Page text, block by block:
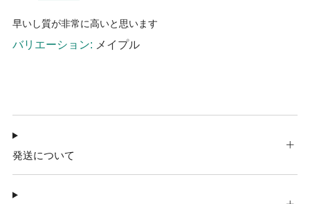
早いし質が非常に高いと思います
メイプル
発送について